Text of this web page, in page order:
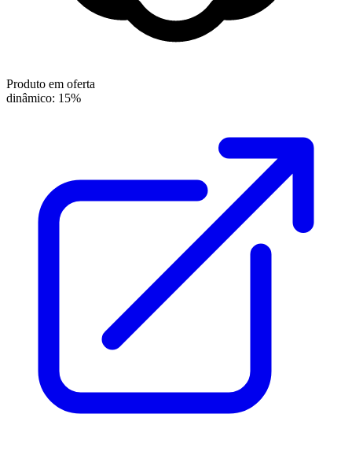
Produto em oferta
dinâmico: 15%